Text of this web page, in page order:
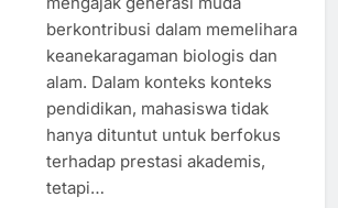
berkontribusi dalam memelihara
keanekaragaman biologis dan
alam. Dalam konteks konteks
pendidikan, mahasiswa tidak
hanya dituntut untuk berfokus
terhadap prestasi akademis,
tetapi…